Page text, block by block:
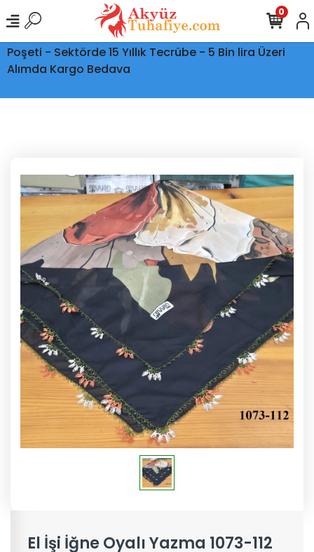
Ptt Kargo İle Tüm Türkiye'ye Teslimat - Şeffaf Kargo
Poşeti - Sektörde 15 Yıllık Tecrübe - 5 Bin lira Üzeri
Alımda Kargo Bedava
0
El İşi İğne Oyalı Yazma 1073-112